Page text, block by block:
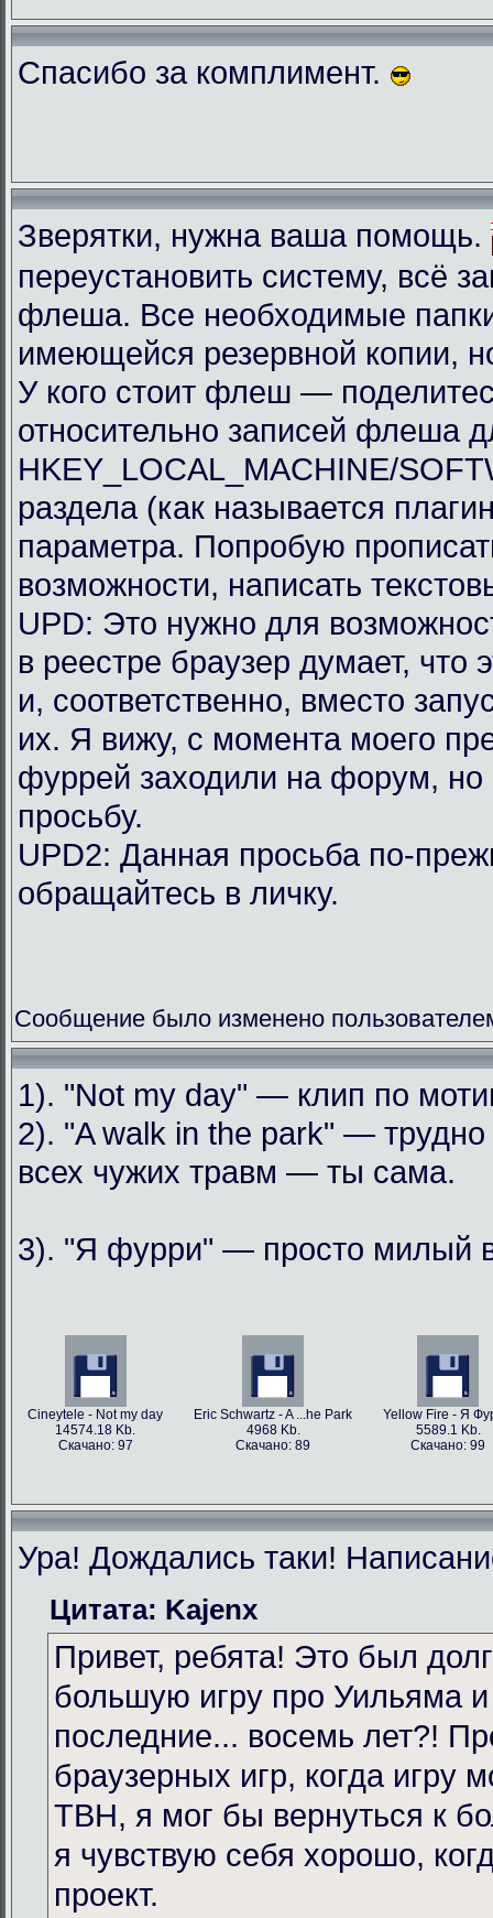
Спасибо за комплимент.
Зверятки, нужна ваша помощь.
переустановить систему, всё
флеша. Все необходимые
имеющейся резервной копии,
У кого стоит флеш —
относительно записей флеша
HKEY_LOCAL_MACHINE/
раздела (как называется
параметра. Попробую
возможности, написать
UPD: Это нужно для
в реестре браузер думает, что
и, соответственно, вместо
их. Я вижу, с момента моего
фуррей заходили на форум, но
просьбу.
UPD2: Данная просьба по-
обращайтесь в личку.
Сообщение было изменено
1). "Not my day" — клип по
2). "A walk in the park" —
всех чужих травм — ты сама.
3). "Я фурри" — просто милый
Cineytele - Not my day
14574.18 Kb.
Скачано: 97
Eric Schwartz - A ...he Park
4968 Kb.
Скачано: 89
Yellow Fire - Я
5589.1 Kb.
Скачано: 99
Ура! Дождались таки!
Цитата: Kajenx
Привет, ребята! Это был
большую игру про Уильяма
последние... восемь лет?!
браузерных игр, когда игру
TBH, я мог бы вернуться к
я чувствую себя хорошо,
проект.